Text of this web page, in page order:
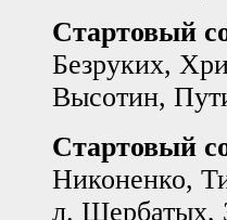
Стартовый
Безруких,
Высотин,
Стартовый
Никоненко,
л. Щербатых,